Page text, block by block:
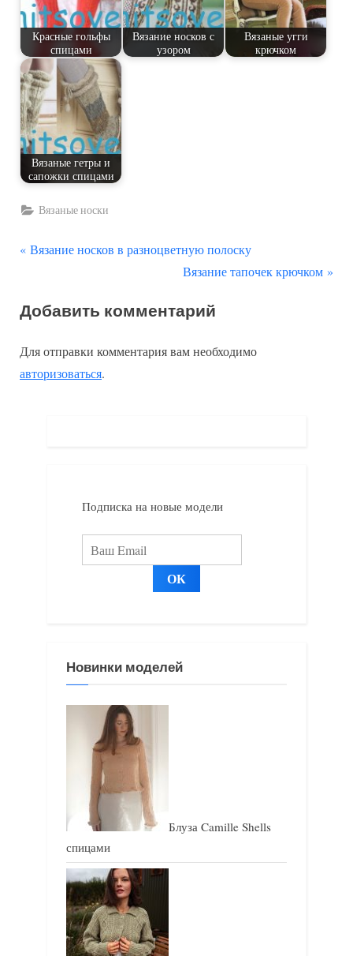
Красные гольфы
спицами
Вязание носков с
узором
Вязаные угги
крючком
Вязаные гетры и
сапожки спицами
Вязаные носки
Навигация
записям
П
д
д
у
Вязание носков в разноцветную полоску
С
е
у
п
и
ь
Вязание тапочек крючком
Добавить комментарий
Для отправки комментария вам необходимо
авторизоваться.
Подписка на новые модели
Новинки моделей
Блуза Camille Shells
спицами